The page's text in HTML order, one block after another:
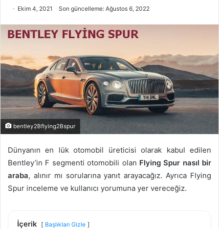
Ekim 4, 2021 Son güncelleme: Ağustos 6, 2022
bentley2Bflying2Bspur
Dünyanın en lük otomobil üreticisi olarak kabul edilen
Bentley’in F segmenti otomobili olan Flying Spur nasıl bir
araba, alınır mı sorularına yanıt arayacağız. Ayrıca Flying
Spur inceleme ve kullanıcı yorumuna yer vereceğiz.
İçerik Başlıkları Gizle